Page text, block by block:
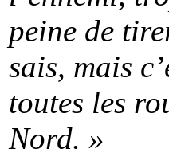
peine de
sais, mais
toutes les
Nord. »